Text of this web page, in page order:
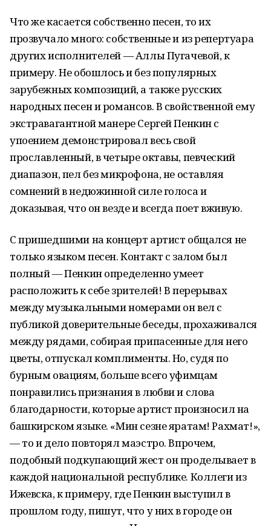
Что же касается собственно песен, то их
прозвучало много: собственные и из репертуара
других исполнителей — Аллы Пугачевой, к
примеру. Не обошлось и без популярных
зарубежных композиций, а также русских
народных песен и романсов. В свойственной ему
экстравагантной манере Сергей Пенкин с
упоением демонстрировал весь свой
прославленный, в четыре октавы, певческий
диапазон, пел без микрофона, не оставляя
сомнений в недюжинной силе голоса и
доказывая, что он везде и всегда поет вживую.
С пришедшими на концерт артист общался не
только языком песен. Контакт с залом был
полный — Пенкин определенно умеет
расположить к себе зрителей! В перерывах
между музыкальными номерами он вел с
публикой доверительные беседы, прохаживался
между рядами, собирая припасенные для него
цветы, отпускал комплименты. Но, судя по
бурным овациям, больше всего уфимцам
понравились признания в любви и слова
благодарности, которые артист произносил на
башкирском языке. «Мин сезне яратам! Рахмат!»,
— то и дело повторял маэстро. Впрочем,
подобный подкупающий жест он проделывает в
каждой национальной республике. Коллеги из
Ижевска, к примеру, где Пенкин выступил в
прошлом году, пишут, что у них в городе он